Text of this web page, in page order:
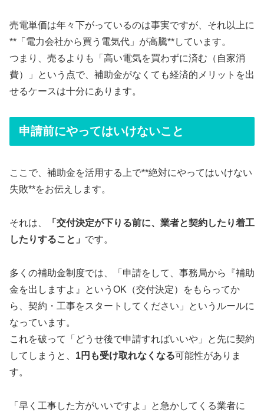
売電単価は年々下がっているのは事実ですが、それ以上に
**「電力会社から買う電気代」が高騰**しています。
つまり、売るよりも「高い電気を買わずに済む（自家消
費）」という点で、補助金がなくても経済的メリットを出
せるケースは十分にあります。
申請前にやってはいけないこと
ここで、補助金を活用する上で**絶対にやってはいけない
失敗**をお伝えします。
それは、
「交付決定が下りる前に、業者と契約したり着工
したりすること」 です。
多くの補助金制度では、「申請をして、事務局から『補助
金を出しますよ』というOK（交付決定）をもらってか
ら、契約・工事をスタートしてください」というルールに
なっています。
これを破って「どうせ後で申請すればいいや」と先に契約
してしまうと、 1円も受け取れなくなる可能性がありま
す。
「早く工事した方がいいですよ」と急かしてくる業者に